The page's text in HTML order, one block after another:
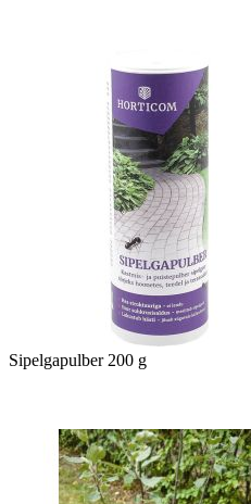
Sipelgapulber 200 g